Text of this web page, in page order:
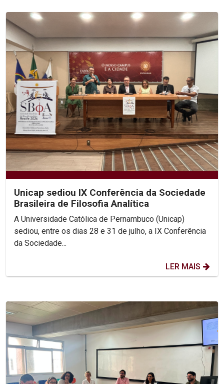
Unicap sediou IX Conferência da Sociedade
Brasileira de Filosofia Analítica
A Universidade Católica de Pernambuco (Unicap)
sediou, entre os dias 28 e 31 de julho, a IX Conferência
da Sociedade...
LER MAIS